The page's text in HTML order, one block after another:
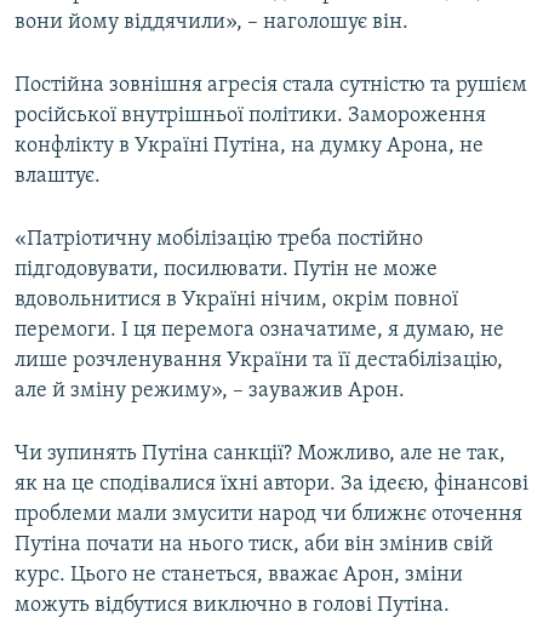
вони йому віддячили», – наголошує він.
Постійна зовнішня агресія стала сутністю та рушієм
російської внутрішньої політики. Замороження
конфлікту в Україні Путіна, на думку Арона, не
влаштує.
«Патріотичну мобілізацію треба постійно
підгодовувати, посилювати. Путін не може
вдовольнитися в Україні нічим, окрім повної
перемоги. І ця перемога означатиме, я думаю, не
лише розчленування України та її дестабілізацію,
але й зміну режиму», – зауважив Арон.
Чи зупинять Путіна санкції? Можливо, але не так,
як на це сподівалися їхні автори. За ідеєю, фінансові
проблеми мали змусити народ чи ближнє оточення
Путіна почати на нього тиск, аби він змінив свій
курс. Цього не станеться, вважає Арон, зміни
можуть відбутися виключно в голові Путіна.